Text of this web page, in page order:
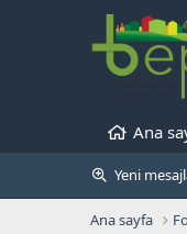
Ana
Yeni
Ana sayfa